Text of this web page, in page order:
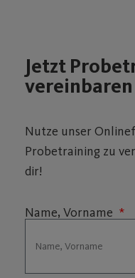
Jetzt
vereinbaren
Nutze unser
Probetraining zu
dir!
Name, Vorname